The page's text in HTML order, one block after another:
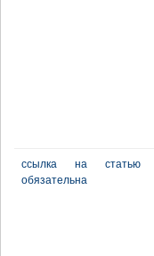
ссылка на статью
обязательна